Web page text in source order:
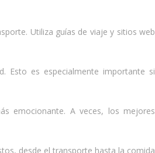
Utiliza guías de viaje y sitios web
Esto es especialmente importante si
emocionante. A veces, los mejores
desde el transporte hasta la comida